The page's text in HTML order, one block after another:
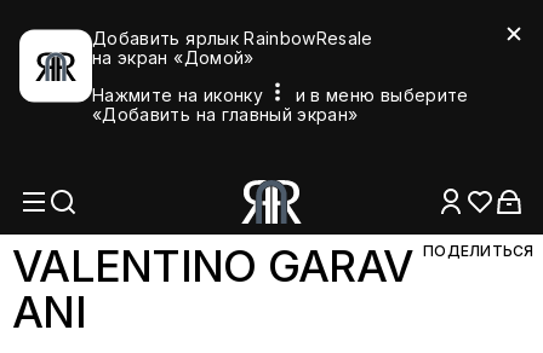
Добавить ярлык RainbowResale
на экран «Домой»
Нажмите на иконку
и в меню выберите
«Добавить на главный экран»
VALENTINO GARAV
ANI
ПОДЕЛИТЬСЯ